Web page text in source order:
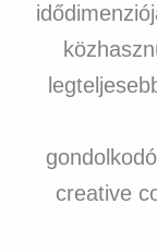
creative